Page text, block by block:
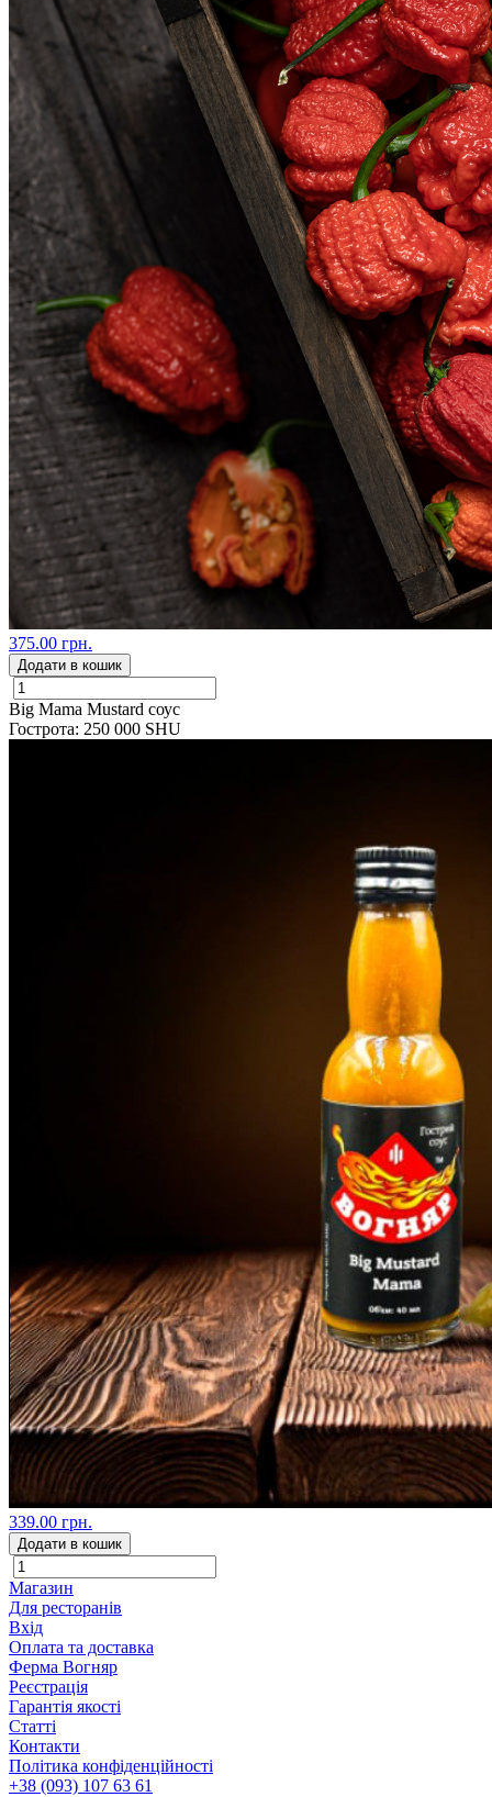
375.00 грн.
Додати в кошик
Big Mama Mustard соус
Гострота: 250 000 SHU
339.00 грн.
Додати в кошик
Магазин
Для ресторанів
Вхід
Оплата та доставка
Ферма Вогняр
Реєстрація
Гарантія якості
Статті
Контакти
Політика конфіденційності
+38 (093) 107 63 61